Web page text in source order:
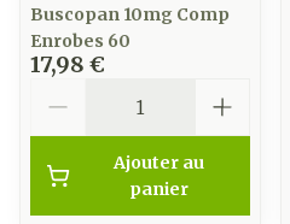
Buscopan 10mg Comp
Enrobes 60
17,98 €
Ajouter au
panier